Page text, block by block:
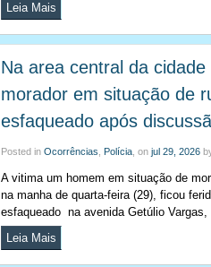
Leia Mais
Na area central da
morador em situação de
esfaqueado após
Posted in Ocorrências Polícia , on jul 29, 2026
A vitima um homem em situação de
na manha de quarta-feira (29), ficou
esfaqueado na avenida Getúlio
Leia Mais